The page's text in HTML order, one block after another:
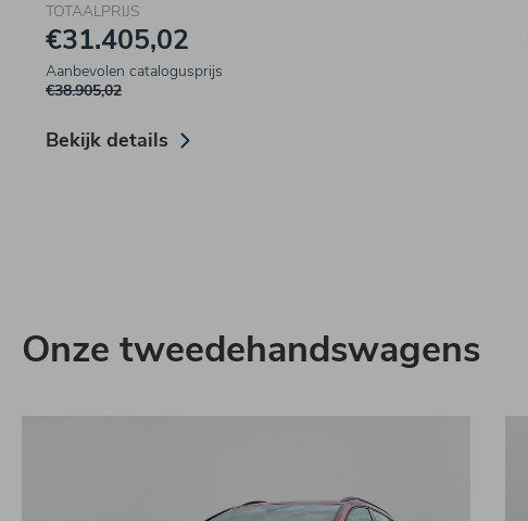
TOTAALPRIJS
€31.405,02
Aanbevolen catalogusprijs
€38.905,02
Bekijk details
Onze tweedehandswagens